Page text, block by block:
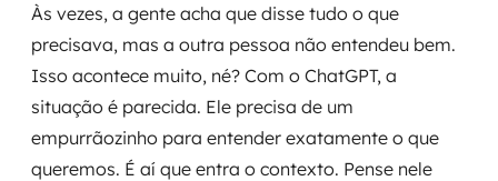
Às vezes, a gente acha que disse tudo o que
precisava, mas a outra pessoa não entendeu bem.
Isso acontece muito, né? Com o ChatGPT, a
situação é parecida. Ele precisa de um
empurrãozinho para entender exatamente o que
queremos. É aí que entra o contexto. Pense nele